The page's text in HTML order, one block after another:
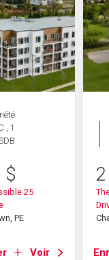
, 1
$
25
PE
Voir